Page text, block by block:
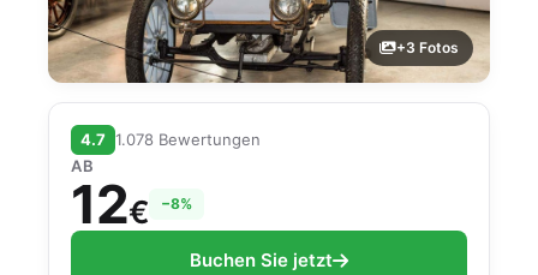
+3 Fotos
4.7 1.078 Bewertungen
AB
12€ −8%
Buchen Sie jetzt